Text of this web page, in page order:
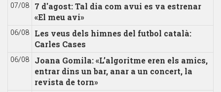
07/08
7 d'agost: Tal dia com avui es va estrenar
«El meu avi»
06/08
Les veus dels himnes del futbol català:
Carles Cases
06/08
Joana Gomila: «L’algoritme eren els amics,
entrar dins un bar, anar a un concert, la
revista de torn»